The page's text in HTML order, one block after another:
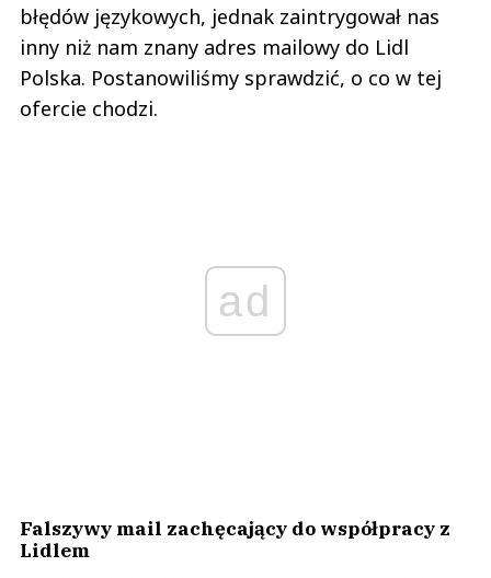
błędów językowych, jednak zaintrygował nas
inny niż nam znany adres mailowy do Lidl
Polska. Postanowiliśmy sprawdzić, o co w tej
ofercie chodzi.
ad
Falszywy mail zachęcający do współpracy z
Lidlem